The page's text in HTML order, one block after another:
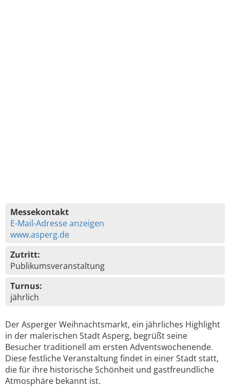
Messekontakt
E-Mail-Adresse anzeigen
www.asperg.de
Zutritt:
Publikumsveranstaltung
Turnus:
jährlich
Der Asperger Weihnachtsmarkt, ein jährliches Highlight
in der malerischen Stadt Asperg, begrüßt seine
Besucher traditionell am ersten Adventswochenende.
Diese festliche Veranstaltung findet in einer Stadt statt,
die für ihre historische Schönheit und gastfreundliche
Atmosphäre bekannt ist.